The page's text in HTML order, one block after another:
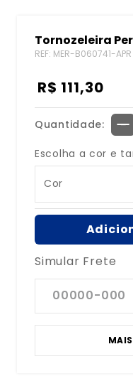
Tornozeleira
REF: MER-B060741-APR
R$ 111,30
Quantidade －
Escolha a cor e
Cor
Simular Frete
bolsa